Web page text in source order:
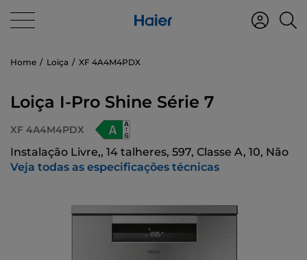
Home Loiça XF 4A4M4PDX
Loiça I-Pro Shine Série 7
XF 4A4M4PDX
Instalação Livre,, 14 talheres, 597, Classe A, 10, Não
Veja todas as especificações técnicas